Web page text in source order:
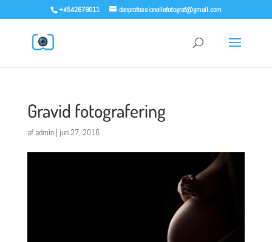
+4542679011 denprofessionellefotograf@gmail.com
Gravid fotografering
af admin| jun 27, 2016